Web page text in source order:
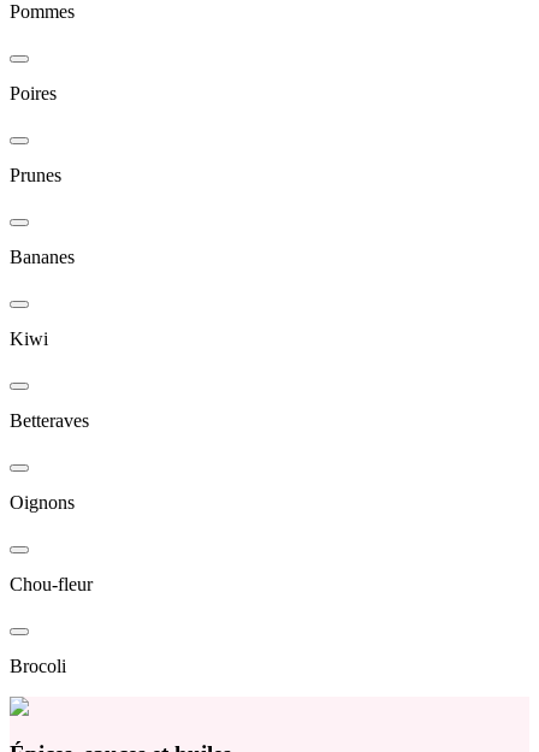
Pommes
Poires
Prunes
Bananes
Kiwi
Betteraves
Oignons
Chou-fleur
Brocoli